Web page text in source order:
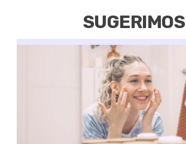
SUGERIMOS